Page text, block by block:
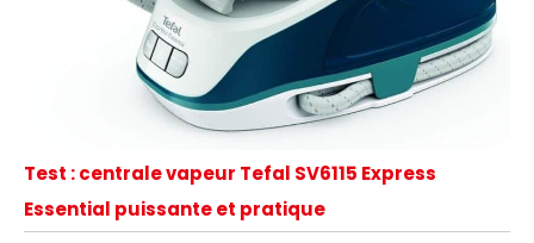
Test : centrale vapeur Tefal SV6115 Express
Essential puissante et pratique